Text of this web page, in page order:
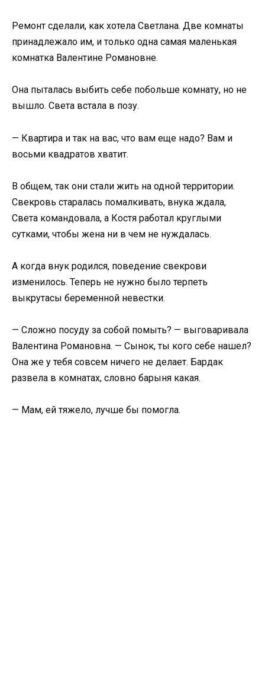
Ремонт сделали, как хотела Светлана. Две комнаты
принадлежало им, и только одна самая маленькая
комнатка Валентине Романовне.
Она пыталась выбить себе побольше комнату, но не
вышло. Света встала в позу.
— Квартира и так на вас, что вам еще надо? Вам и
восьми квадратов хватит.
В общем, так они стали жить на одной территории.
Свекровь старалась помалкивать, внука ждала,
Света командовала, а Костя работал круглыми
сутками, чтобы жена ни в чем не нуждалась.
А когда внук родился, поведение свекрови
изменилось. Теперь не нужно было терпеть
выкрутасы беременной невестки.
— Сложно посуду за собой помыть? — выговаривала
Валентина Романовна. — Сынок, ты кого себе нашел?
Она же у тебя совсем ничего не делает. Бардак
развела в комнатах, словно барыня какая.
— Мам, ей тяжело, лучше бы помогла.